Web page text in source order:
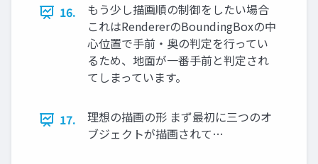
16.
もう少し描画順の制御をしたい場合
これはRendererのBoundingBoxの中
心位置で手前・奥の判定を行ってい
るため、地面が一番手前と判定され
てしまっています。
17.
理想の描画の形 まず最初に三つのオ
ブジェクトが描画されて…